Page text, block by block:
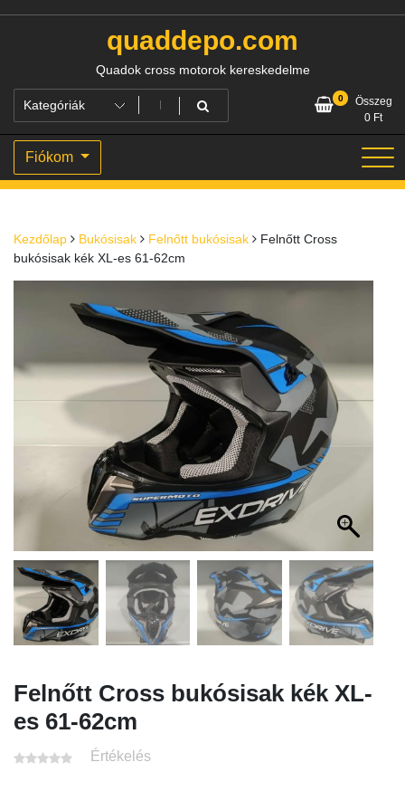
quaddepo.com
Quadok cross motorok kereskedelme
0
Összeg
0 Ft
Fiókom
Kezdőlap Bukósisak Felnőtt bukósisak
Felnőtt Cross
bukósisak kék XL-es 61-62cm
Felnőtt Cross bukósisak kék XL-
es 61-62cm
Értékelés